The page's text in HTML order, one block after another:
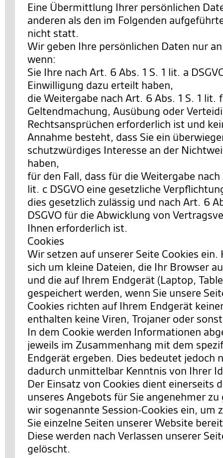
Eine Übermittlung Ihrer persönlichen
anderen als den im Folgenden
nicht statt.
Wir geben Ihre persönlichen Daten nur
wenn:
Sie Ihre nach Art. 6 Abs. 1 S. 1 lit. a
Einwilligung dazu erteilt haben,
die Weitergabe nach Art. 6 Abs. 1 S. 1 lit.
Geltendmachung, Ausübung oder
Rechtsansprüchen erforderlich ist und
Annahme besteht, dass Sie ein
schutzwürdiges Interesse an der
haben,
für den Fall, dass für die Weitergabe nach
lit. c DSGVO eine gesetzliche
dies gesetzlich zulässig und nach Art. 6
DSGVO für die Abwicklung von
Ihnen erforderlich ist.
Cookies
Wir setzen auf unserer Seite Cookies ein.
sich um kleine Dateien, die Ihr Browser
und die auf Ihrem Endgerät (Laptop,
gespeichert werden, wenn Sie unsere
Cookies richten auf Ihrem Endgerät
enthalten keine Viren, Trojaner oder
In dem Cookie werden Informationen
jeweils im Zusammenhang mit dem
Endgerät ergeben. Dies bedeutet jedoch
dadurch unmittelbar Kenntnis von Ihrer
Der Einsatz von Cookies dient einerseits
unseres Angebots für Sie angenehmer
wir sogenannte Session-Cookies ein, um
Sie einzelne Seiten unserer Website
Diese werden nach Verlassen unserer
gelöscht.